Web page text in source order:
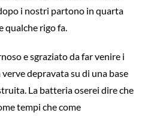
i nostri partono in quarta
qualche rigo fa.
e sgraziato da far venire i
depravata su di una base
La batteria oserei dire che
tempi che come